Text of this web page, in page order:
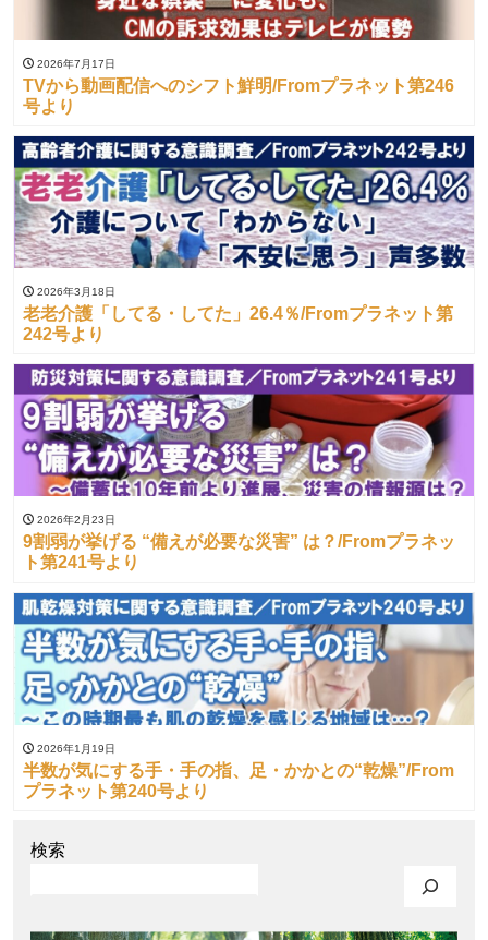
2026年7月17日
TVから動画配信へのシフト鮮明/Fromプラネット第246
号より
2026年3月18日
老老介護「してる・してた」26.4％/Fromプラネット第
242号より
2026年2月23日
9割弱が挙げる “備えが必要な災害” は？/Fromプラネッ
ト第241号より
2026年1月19日
半数が気にする手・手の指、足・かかとの“乾燥”/From
プラネット第240号より
検索